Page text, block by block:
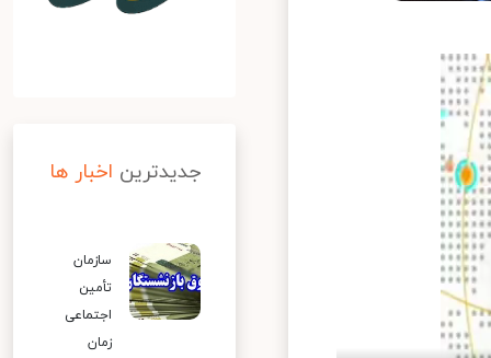
جدیدترین اخبار ها
سازمان
تأمین
اجتماعی
زمان